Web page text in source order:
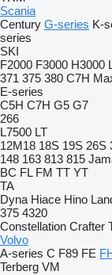
Scania
Century G-series K-
series
SKI
F2000 F3000 H3000
371 375 380 C7H
E-series
C5H C7H G5 G7
266
L7500 LT
12M18 18S 19S 26S
148 163 813 815
BC FL FM TT YT
TA
Dyna Hiace Hino
375 4320
Constellation Crafter
Volvo
A-series C F89 FE
Terberg VM